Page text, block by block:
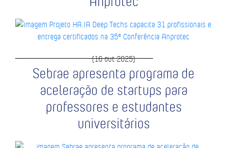
(16 out 2025)
Sebrae apresenta programa de
aceleração de startups para
professores e estudantes
universitários